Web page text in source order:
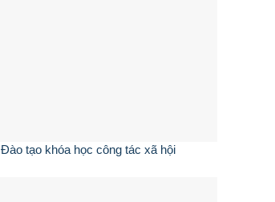
Đào tạo khóa học công tác xã hội